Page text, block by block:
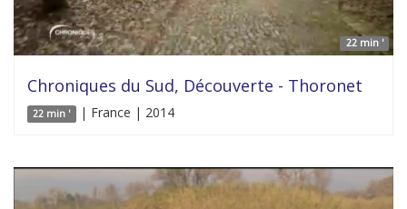
22 min '
Chroniques du Sud, Découverte - Thoronet
22 min ' | France | 2014